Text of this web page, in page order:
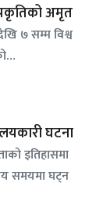
अमृत
७ सम्म विश्व
घटना
इतिहासमा
समयमा घट्न